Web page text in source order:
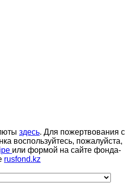
здесь. Для пожертвования с
воспользуйтесь, пожалуйста,
или формой на сайте фонда-
rusfond.kz